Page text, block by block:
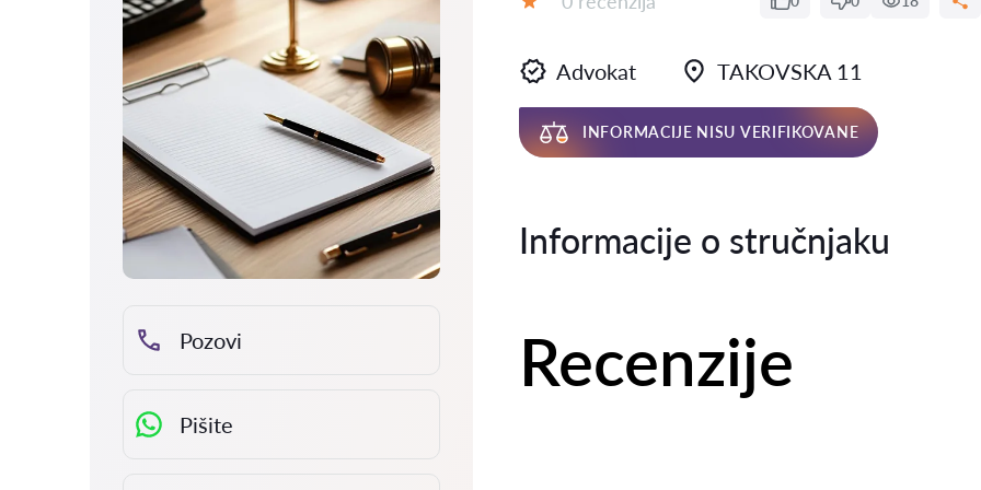
Pozovi
Pišite
Advokat TAKOVSKA 11
INFORMACIJE NISU VERIFIKOVANE
Informacije o stručnjaku
Recenzije